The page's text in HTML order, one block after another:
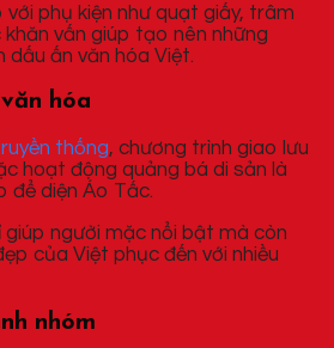
phụ kiện như quạt giấy, trâm
vấn giúp tạo nên những
dấu ấn văn hóa Việt.
hóa
thống, chương trình giao lưu
hoạt động quảng bá di sản là
để diện Áo Tấc.
giúp người mặc nổi bật mà còn
của Việt phục đến với nhiều
nhóm